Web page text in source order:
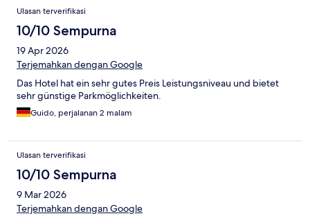
Ulasan terverifikasi
10/10 Sempurna
19 Apr 2026
Terjemahkan dengan Google
Das Hotel hat ein sehr gutes Preis Leistungsniveau und bietet
sehr günstige Parkmöglichkeiten.
Guido, perjalanan 2 malam
Ulasan terverifikasi
10/10 Sempurna
9 Mar 2026
Terjemahkan dengan Google